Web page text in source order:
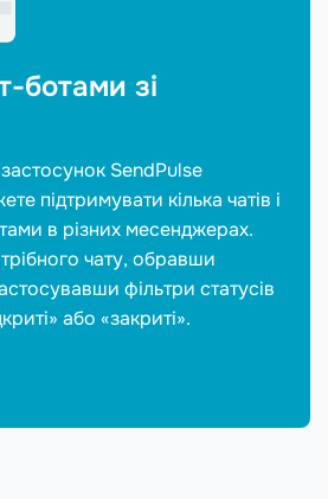
ботами зі
SendPulse
підтримувати кілька чатів і
в різних месенджерах.
чату, обравши
фільтри статусів
або «закриті».